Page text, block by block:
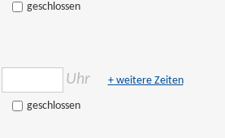
geschlossen
Uhr + weitere Zeiten
geschlossen